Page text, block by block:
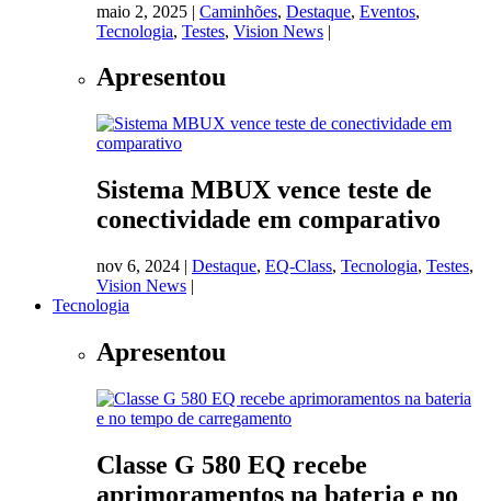
maio 2, 2025 | Caminhões, Destaque, Eventos,
Tecnologia, Testes, Vision News |
Apresentou
Sistema MBUX vence teste de
conectividade em comparativo
nov 6, 2024 | Destaque, EQ-Class, Tecnologia, Testes,
Vision News |
Tecnologia
Apresentou
Classe G 580 EQ recebe
aprimoramentos na bateria e no